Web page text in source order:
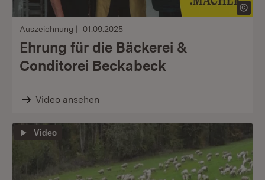
Auszeichnung 01.09.2025
Ehrung für die Bäckerei &
Conditorei Beckabeck
Video ansehen
Video